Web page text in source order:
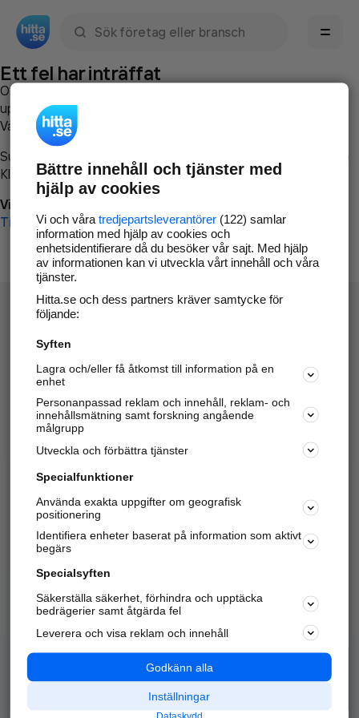
Ett fel har inträffat
Om du vill kan du
uppstod så att vi lättare och snabbare kan avhjälpa det.
Vänligen försök med följande:
Surfa till
Klicka påTillbaka-knappen i webbläsaren och försök igen
Vi beklagar besväret!
Till startsidan
Hitta.se - Gratis nummerupplysning.
Sök företag, personer och platser.
Hitta telefonnummer, adresser, företagsinfo mm.
Marknadsför företaget
Kom igång och annonsera mot
samarbetspartners nära dig.
Alla kategorier
Populära sökningar
API & Kartor
Annonsera
Integritet
Nödnummer
Bättre innehåll och tjänster med
hjälp av cookies
Vi och våra tredjepartsleverantörer(122) samlar
information med hjälp av cookies och
enhetsidentifierare då du besöker vår sajt. Med hjälp
av informationen kan vi utveckla vårt innehåll och våra
tjänster.
Hitta.se och dess partners kräver samtycke för
följande:
Syften
Lagra och/eller få åtkomst till information på en
enhet
Personanpassad reklam och innehåll, reklam- och
innehållsmätning samt forskning angående
målgrupp
Utveckla och förbättra tjänster
Specialfunktioner
Använda exakta uppgifter om geografisk
positionering
Identifiera enheter baserat på information som aktivt
begärs
Specialsyften
Säkerställa säkerhet, förhindra och upptäcka
bedrägerier samt åtgärda fel
Leverera och visa reklam och innehåll
Godkänn alla
Inställningar
Dataskydd